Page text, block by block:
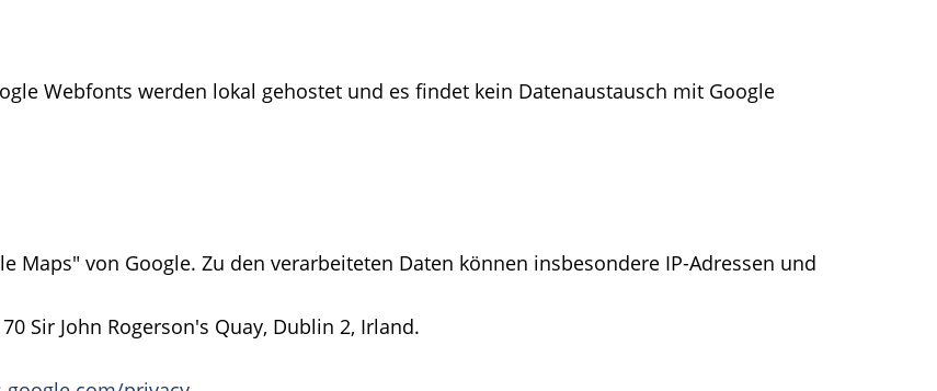
Webfonts werden lokal gehostet und es findet kein Datenaustausch mit Google
Maps" von Google. Zu den verarbeiteten Daten können insbesondere IP-Adressen und
Sir John Rogerson's Quay, Dublin 2, Irland.